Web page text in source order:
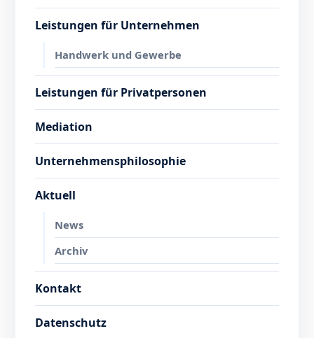
Leistungen für Unternehmen
Handwerk und Gewerbe
Leistungen für Privatpersonen
Mediation
Unternehmensphilosophie
Aktuell
News
Archiv
Kontakt
Datenschutz